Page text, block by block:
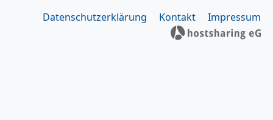
Datenschutzerklärung Kontakt Impressum